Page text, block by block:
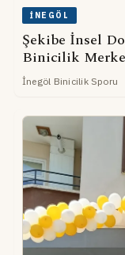
İNEGÖL
Şekibe İnsel
Binicilik
İnegöl Binicilik Sporu